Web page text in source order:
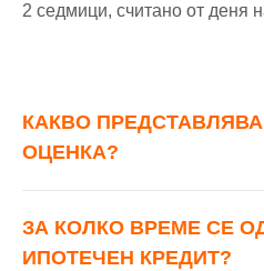
2 седмици, считано от деня
КАКВО
ОЦЕНКА?
ЗА КОЛКО ВРЕМЕ СЕ
ИПОТЕЧЕН КРЕДИТ?